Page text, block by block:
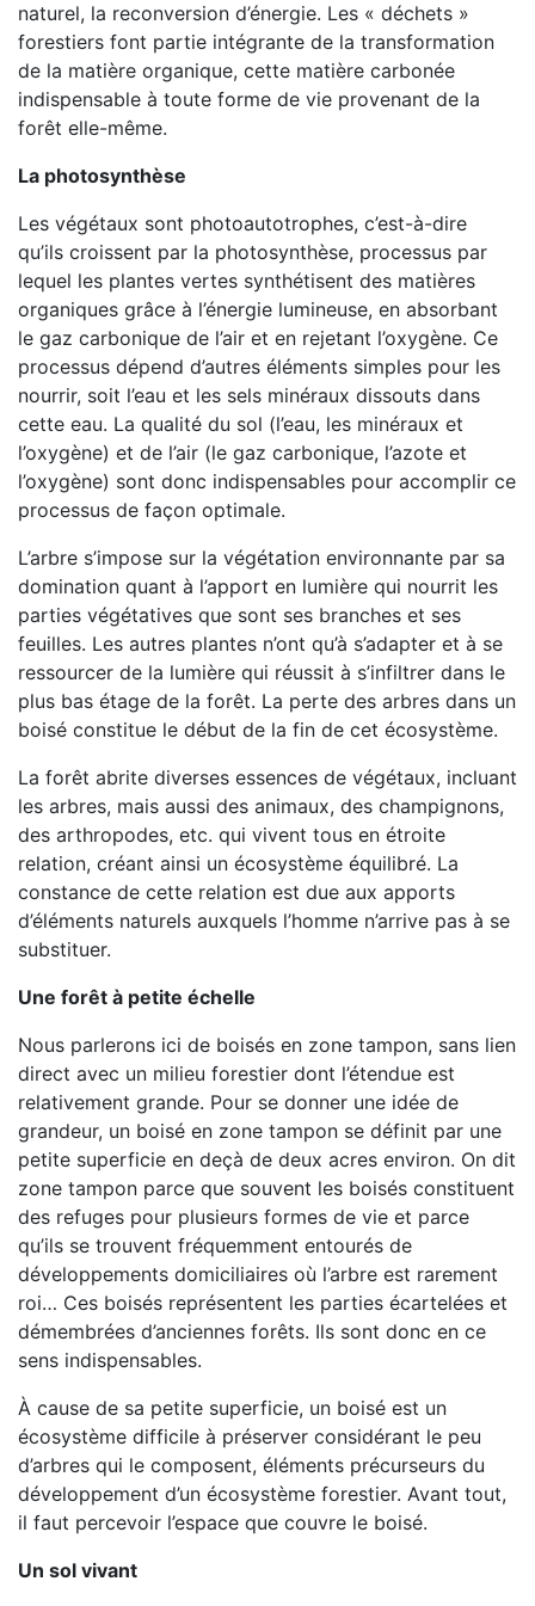
naturel, la reconversion d’énergie. Les « déchets »
forestiers font partie intégrante de la transformation
de la matière organique, cette matière carbonée
indispensable à toute forme de vie provenant de la
forêt elle-même.
La photosynthèse
Les végétaux sont photoautotrophes, c’est-à-dire
qu’ils croissent par la photosynthèse, processus par
lequel les plantes vertes synthétisent des matières
organiques grâce à l’énergie lumineuse, en absorbant
le gaz carbonique de l’air et en rejetant l’oxygène. Ce
processus dépend d’autres éléments simples pour les
nourrir, soit l’eau et les sels minéraux dissouts dans
cette eau. La qualité du sol (l’eau, les minéraux et
l’oxygène) et de l’air (le gaz carbonique, l’azote et
l’oxygène) sont donc indispensables pour accomplir ce
processus de façon optimale.
L’arbre s’impose sur la végétation environnante par sa
domination quant à l’apport en lumière qui nourrit les
parties végétatives que sont ses branches et ses
feuilles. Les autres plantes n’ont qu’à s’adapter et à se
ressourcer de la lumière qui réussit à s’infiltrer dans le
plus bas étage de la forêt. La perte des arbres dans un
boisé constitue le début de la fin de cet écosystème.
La forêt abrite diverses essences de végétaux, incluant
les arbres, mais aussi des animaux, des champignons,
des arthropodes, etc. qui vivent tous en étroite
relation, créant ainsi un écosystème équilibré. La
constance de cette relation est due aux apports
d’éléments naturels auxquels l’homme n’arrive pas à se
substituer.
Une forêt à petite échelle
Nous parlerons ici de boisés en zone tampon, sans lien
direct avec un milieu forestier dont l’étendue est
relativement grande. Pour se donner une idée de
grandeur, un boisé en zone tampon se définit par une
petite superficie en deçà de deux acres environ. On dit
zone tampon parce que souvent les boisés constituent
des refuges pour plusieurs formes de vie et parce
qu’ils se trouvent fréquemment entourés de
développements domiciliaires où l’arbre est rarement
roi… Ces boisés représentent les parties écartelées et
démembrées d’anciennes forêts. Ils sont donc en ce
sens indispensables.
À cause de sa petite superficie, un boisé est un
écosystème difficile à préserver considérant le peu
d’arbres qui le composent, éléments précurseurs du
développement d’un écosystème forestier. Avant tout,
il faut percevoir l’espace que couvre le boisé.
Un sol vivant